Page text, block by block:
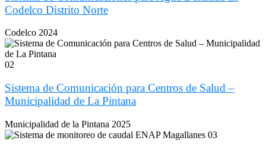
Codelco Distrito Norte
Codelco 2024
02
Sistema de Comunicación para Centros de Salud –
Municipalidad de La Pintana
Municipalidad de la Pintana 2025
03